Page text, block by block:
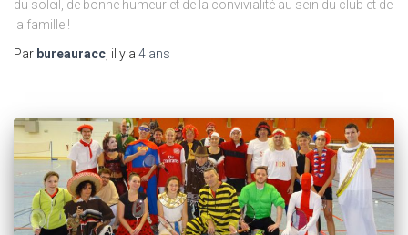
du soleil, de bonne humeur et de la convivialité au sein du club et de
la famille !
Par bureauracc , il y a 4 ans